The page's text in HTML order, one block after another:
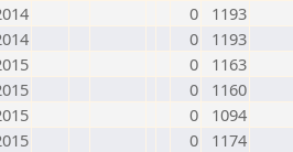
0
1193
0
1193
0
1163
0
1160
0
1094
0
1174